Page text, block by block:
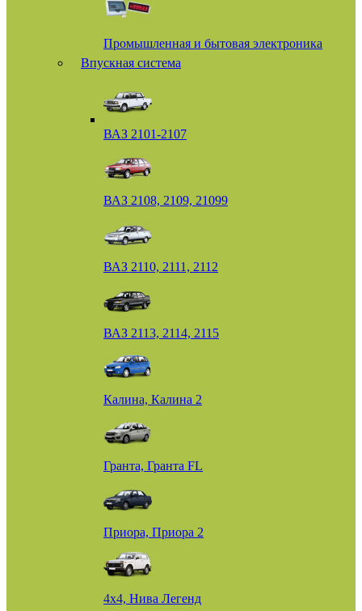
Промышленная и бытовая электроника
Впускная система
ВАЗ 2101-2107
ВАЗ 2108, 2109, 21099
ВАЗ 2110, 2111, 2112
ВАЗ 2113, 2114, 2115
Калина, Калина 2
Гранта, Гранта FL
Приора, Приора 2
4х4, Нива Легенд